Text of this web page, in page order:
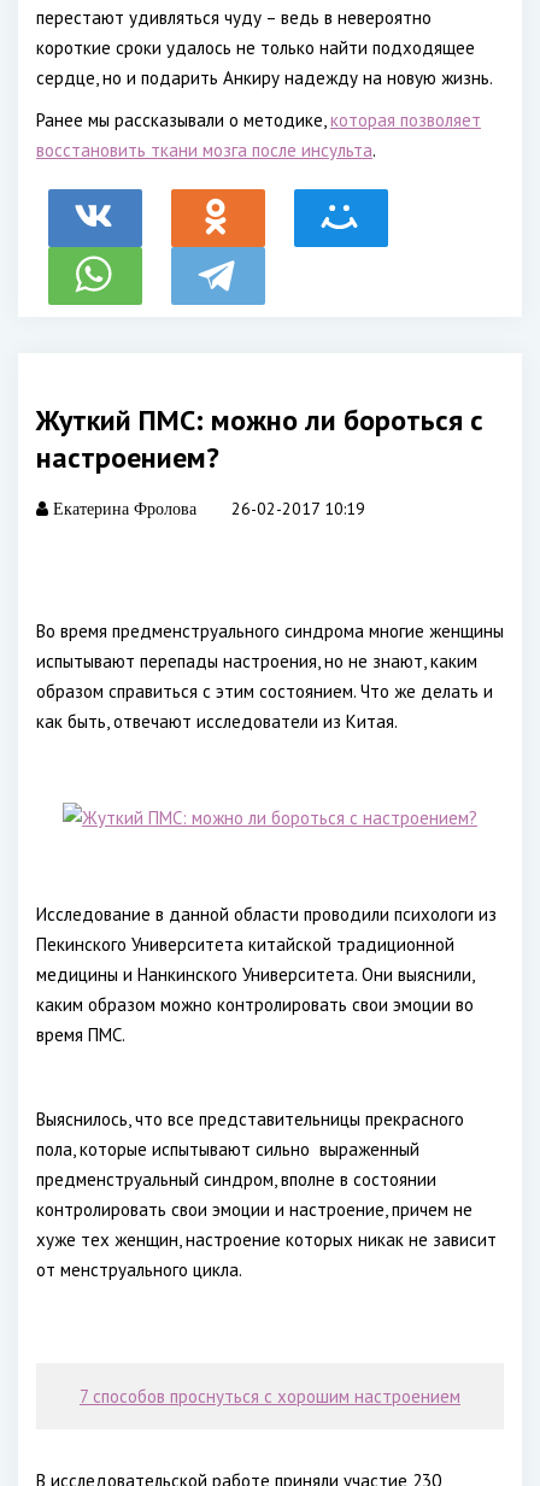
перестают удивляться чуду – ведь в невероятно
короткие сроки удалось не только найти подходящее
сердце, но и подарить Анкиру надежду на новую жизнь.
Ранее мы рассказывали о методике,которая позволяет
восстановить ткани мозга после инсульта.
Жуткий ПМС: можно ли бороться с
настроением?
Екатерина Фролова 26-02-2017 10:19
Во время предменструального синдрома многие женщины
испытывают перепады настроения, но не знают, каким
образом справиться с этим состоянием. Что же делать и
как быть, отвечают исследователи из Китая.
Исследование в данной области проводили психологи из
Пекинского Университета китайской традиционной
медицины и Нанкинского Университета. Они выяснили,
каким образом можно контролировать свои эмоции во
время ПМС.
Выяснилось, что все представительницы прекрасного
пола, которые испытывают сильно выраженный
предменструальный синдром, вполне в состоянии
контролировать свои эмоции и настроение, причем не
хуже тех женщин, настроение которых никак не зависит
от менструального цикла.
7 способов проснуться с хорошим настроением
В исследовательской работе приняли участие 230